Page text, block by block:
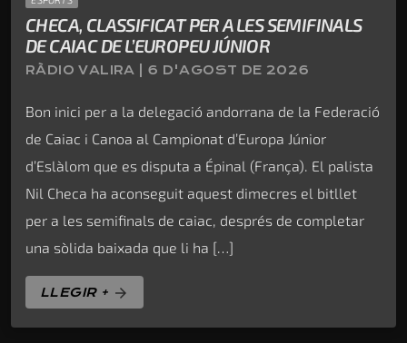
CHECA, CLASSIFICAT PER A LES SEMIFINALS
DE CAIAC DE L’EUROPEU JÚNIOR
RÀDIO VALIRA | 6 D'AGOST DE 2026
Bon inici per a la delegació andorrana de la Federació
de Caiac i Canoa al Campionat d’Europa Júnior
d’Eslàlom que es disputa a Épinal (França). El palista
Nil Checa ha aconseguit aquest dimecres el bitllet
per a les semifinals de caiac, després de completar
una sòlida baixada que li ha […]
LLEGIR + arrow_forward